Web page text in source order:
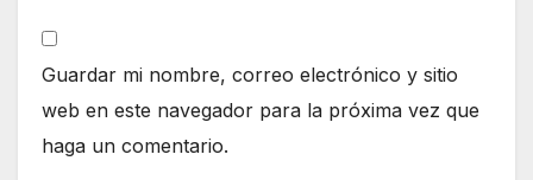
Guardar mi nombre, correo electrónico y sitio
web en este navegador para la próxima vez que
haga un comentario.